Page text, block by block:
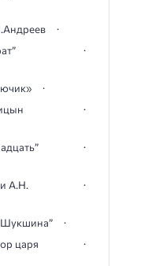
А.Н.
царя